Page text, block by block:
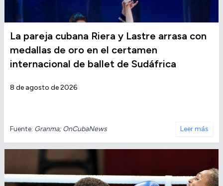
La pareja cubana Riera y Lastre arrasa con
medallas de oro en el certamen
internacional de ballet de Sudáfrica
8 de agosto de 2026
Fuente: Granma; OnCubaNews Leer más